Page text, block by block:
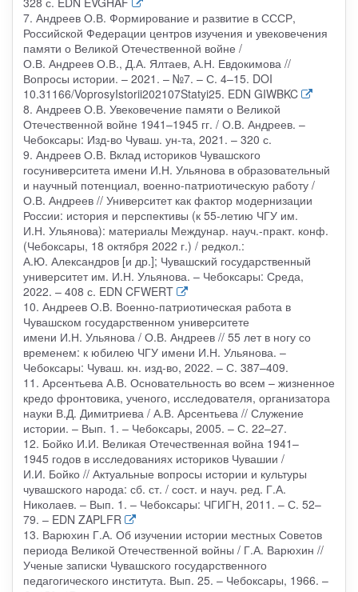
7. Андреев О.В. Формирование и развитие в СССР,
Российской Федерации центров изучения и увековечения
памяти о Великой Отечественной войне /
О.В. Андреев О.В., Д.А. Ялтаев, А.Н. Евдокимова //
Вопросы истории. – 2021. – №7. – С. 4–15. DOI
10.31166/VoprosyIstorii202107Statyi25. EDN GIWBKC
8. Андреев О.В. Увековечение памяти о Великой
Отечественной войне 1941–1945 гг. / О.В. Андреев. –
Чебоксары: Изд-во Чуваш. ун-та, 2021. – 320 с.
9. Андреев О.В. Вклад историков Чувашского
госуниверситета имени И.Н. Ульянова в образовательный
и научный потенциал, военно-патриотическую работу /
О.В. Андреев // Университет как фактор модернизации
России: история и перспективы (к 55-летию ЧГУ им.
И.Н. Ульянова): материалы Междунар. науч.-практ. конф.
(Чебоксары, 18 октября 2022 г.) / редкол.:
А.Ю. Александров [и др.]; Чувашский государственный
университет им. И.Н. Ульянова. – Чебоксары: Среда,
2022. – 408 с. EDN CFWERT
10. Андреев О.В. Военно-патриотическая работа в
Чувашском государственном университете
имени И.Н. Ульянова / О.В. Андреев // 55 лет в ногу со
временем: к юбилею ЧГУ имени И.Н. Ульянова. –
Чебоксары: Чуваш. кн. изд-во, 2022. – С. 387–409.
11. Арсентьева А.В. Основательность во всем – жизненное
кредо фронтовика, ученого, исследователя, организатора
науки В.Д. Димитриева / А.В. Арсентьева // Служение
истории. – Вып. 1. – Чебоксары, 2005. – С. 22–27.
12. Бойко И.И. Великая Отечественная война 1941–
1945 годов в исследованиях историков Чувашии /
И.И. Бойко // Актуальные вопросы истории и культуры
чувашского народа: сб. ст. / сост. и науч. ред. Г.А.
Николаев. – Вып. 1. – Чебоксары: ЧГИГН, 2011. – С. 52–
79. – EDN ZAPLFR
13. Варюхин Г.А. Об изучении истории местных Советов
периода Великой Отечественной войны / Г.А. Варюхин //
Ученые записки Чувашского государственного
педагогического института. Вып. 25. – Чебоксары, 1966. –